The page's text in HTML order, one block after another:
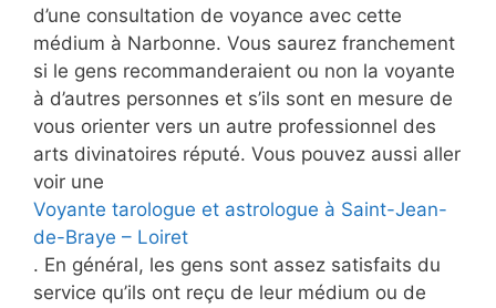
d’une consultation de voyance avec cette
médium à Narbonne. Vous saurez franchement
si le gens recommanderaient ou non la voyante
à d’autres personnes et s’ils sont en mesure de
vous orienter vers un autre professionnel des
arts divinatoires réputé. Vous pouvez aussi aller
voir une
Voyante tarologue et astrologue à Saint-Jean-
de-Braye – Loiret
. En général, les gens sont assez satisfaits du
service qu’ils ont reçu de leur médium ou de